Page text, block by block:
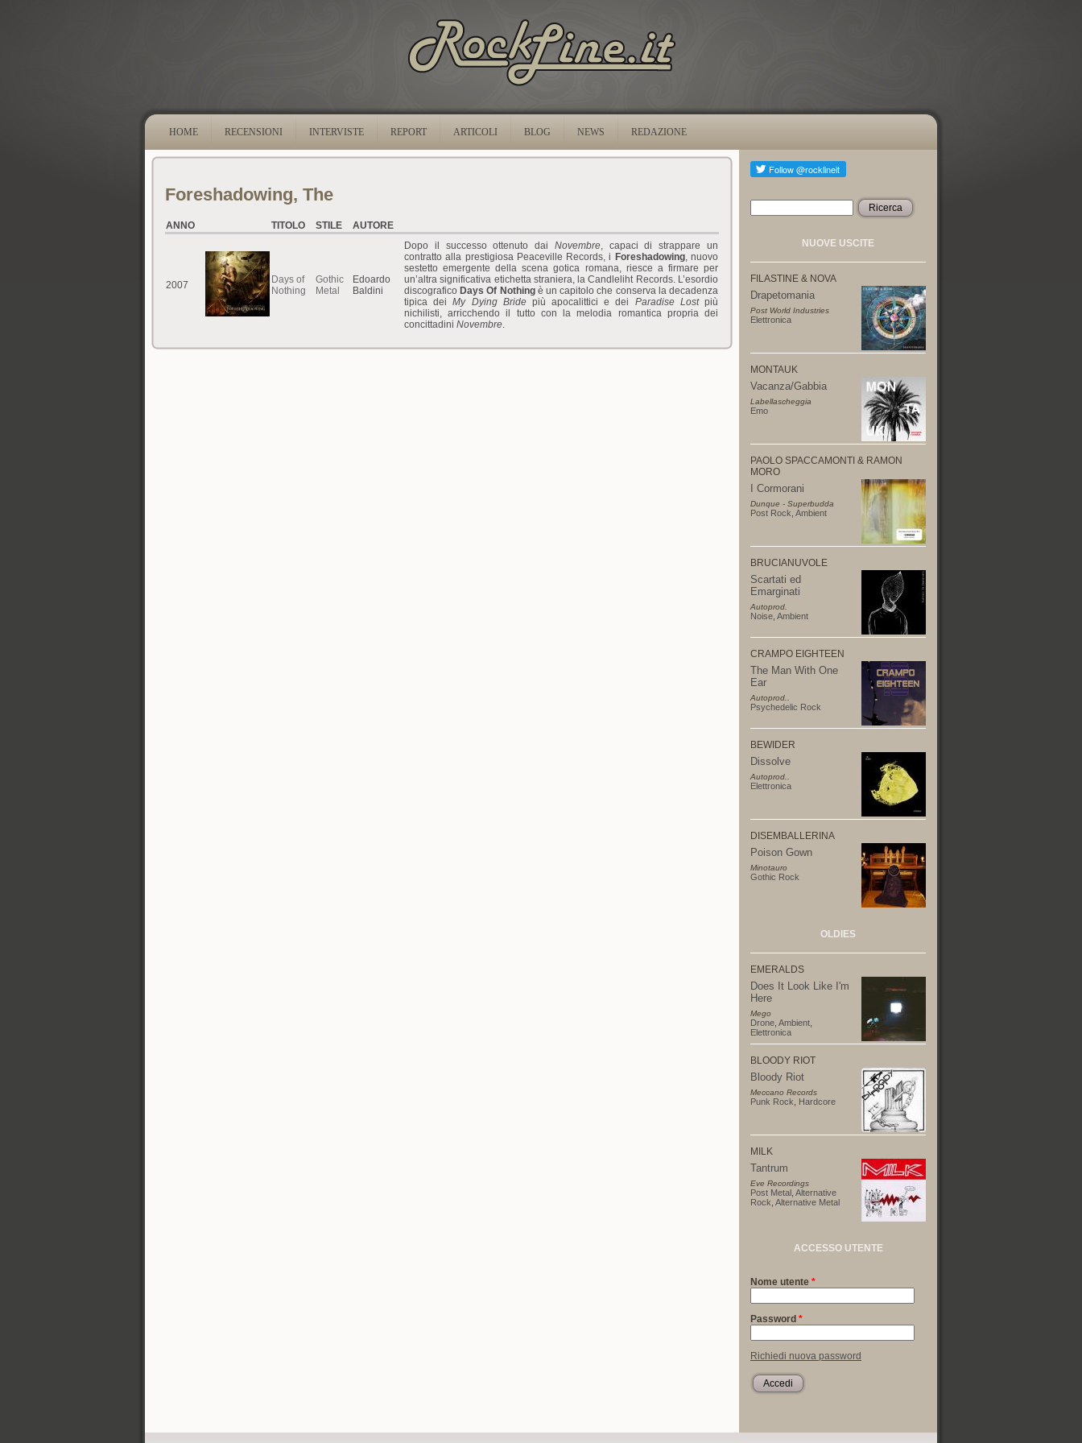
HOME RECENSIONI INTERVISTE REPORT ARTICOLI BLOG NEWS REDAZIONE
Foreshadowing, The
ANNO TITOLO STILE AUTORE
2007
Days of
Nothing
Gothic
Metal
Edoardo
Baldini
Dopo il successo ottenuto dai Novembre, capaci di strappare un
contratto alla prestigiosa Peaceville Records, i Foreshadowing, nuovo
sestetto emergente della scena gotica romana, riesce a firmare per
un’altra significativa etichetta straniera, la Candleliht Records. L’esordio
discografico Days Of Nothingè un capitolo che conserva la decadenza
tipica deiMy Dying Bride più apocalittici e dei Paradise Lostpiù
nichilisti, arricchendo il tutto con la melodia romantica propria dei
concittadini Novembre.
Form di ricerca
Ricerca
NUOVE USCITE
FILASTINE & NOVA
Drapetomania
Post World Industries
Elettronica
MONTAUK
Vacanza/Gabbia
Labellascheggia
Emo
PAOLO SPACCAMONTI & RAMON
MORO
I Cormorani
Dunque - Superbudda
Post Rock Ambient
BRUCIANUVOLE
Scartati ed
Emarginati
Autoprod.
Noise Ambient
CRAMPO EIGHTEEN
The Man With One
Ear
Autoprod..
Psychedelic Rock
BEWIDER
Dissolve
Autoprod..
Elettronica
DISEMBALLERINA
Poison Gown
Minotauro
Gothic Rock
OLDIES
EMERALDS
Does It Look Like I'm
Here
Mego
Drone Ambient
Elettronica
BLOODY RIOT
Bloody Riot
Meccano Records
Punk Rock Hardcore
MILK
Tantrum
Eve Recordings
Post Metal Alternative
Rock Alternative Metal
ACCESSO UTENTE
Nome utente *
Password *
Richiedi nuova password